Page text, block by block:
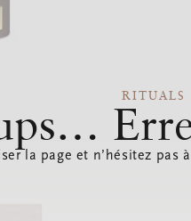
RITUALS
la page et n’hésitez